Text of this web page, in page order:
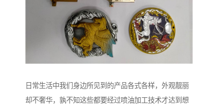
日常生活中我们身边所见到的产品各式各样，外观靓丽
却不奢华，孰不知这些都要经过喷油加工技术才达到想